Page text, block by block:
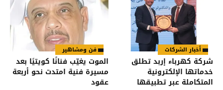
أخبار الشركات
شركة كهرباء إربد تطلق
خدماتها الإلكترونية
المتكاملة عبر تطبيقها
فن ومشاهير
الموت يغيّب فنانًا كويتيًا بعد
مسيرة فنية امتدت نحو أربعة
عقود